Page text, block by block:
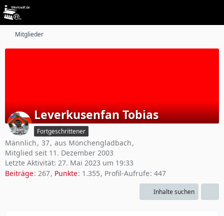
Mitglieder
Leverkusenfan Tobias
Fortgeschrittener
Männlich 37 aus Mönchengladbach
Mitglied seit 11. Dezember 2003
Letzte Aktivität: 27. Mai 2023 um 19:33
Beiträge 267 Punkte 1.355 Profil-Aufrufe 447
Inhalte suchen